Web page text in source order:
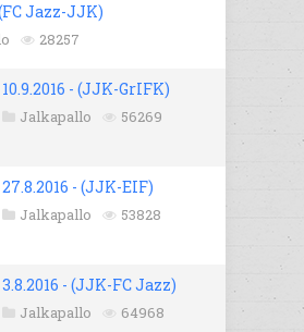
Jazz-JJK)
28257
10.9.2016 - (JJK-GrIFK)
Jalkapallo 56269
27.8.2016 - (JJK-EIF)
Jalkapallo 53828
3.8.2016 - (JJK-FC Jazz)
Jalkapallo 64968